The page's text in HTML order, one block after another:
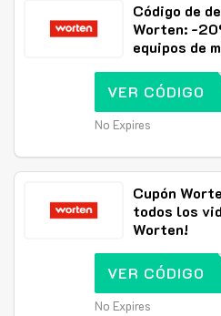
Código de
Worten: -
equipos de
VER CÓDIGO
No Expires
Cupón
todos los
Worten!
VER CÓDIGO
No Expires